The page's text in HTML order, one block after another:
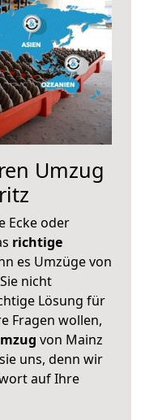
Umzug
Ecke oder
richtige
es Umzüge von
nicht
Lösung für
Fragen wollen,
von Mainz
uns, denn wir
auf Ihre